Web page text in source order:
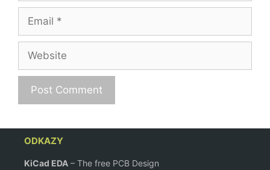
Email
Website
ODKAZY
KiCad EDA – The free PCB Design